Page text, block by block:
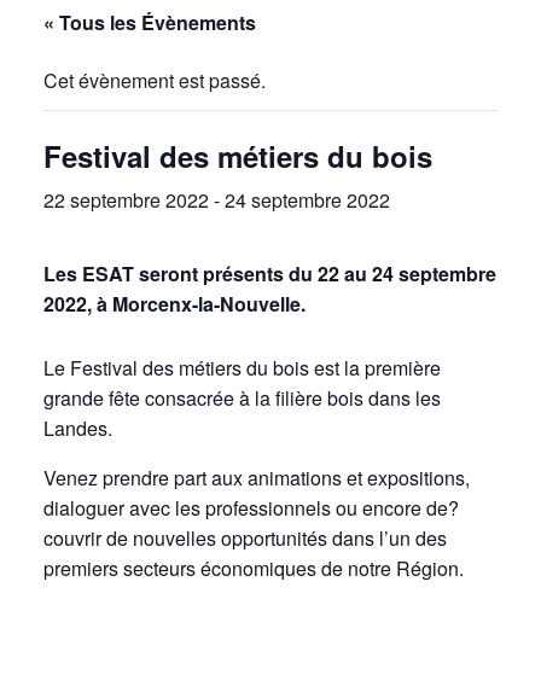
« Tous les Évènements
Cet évènement est passé.
Festival des métiers du bois
22 septembre 2022-24 septembre 2022
Les ESAT seront présents du 22 au 24 septembre
2022, à Morcenx-la-Nouvelle.
Le Festival des métiers du bois est la première
grande fête consacrée à la filière bois dans les
Landes.
Venez prendre part aux animations et expositions,
dialoguer avec les professionnels ou encore de?
couvrir de nouvelles opportunités dans l’un des
premiers secteurs économiques de notre Région.